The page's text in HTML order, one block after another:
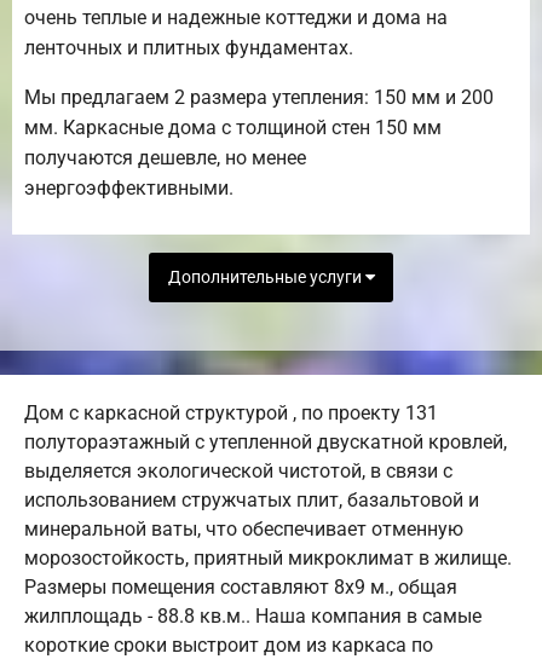
очень теплые и надежные коттеджи и дома на
ленточных и плитных фундаментах.
Мы предлагаем 2 размера утепления: 150 мм и 200
мм. Каркасные дома с толщиной стен 150 мм
получаются дешевле, но менее
энергоэффективными.
Дополнительные услуги
Дом с каркасной структурой , по проекту 131
полутораэтажный с утепленной двускатной кровлей,
выделяется экологической чистотой, в связи с
использованием стружчатых плит, базальтовой и
минеральной ваты, что обеспечивает отменную
морозостойкость, приятный микроклимат в жилище.
Размеры помещения составляют 8х9 м., общая
жилплощадь - 88.8 кв.м.. Наша компания в самые
короткие сроки выстроит дом из каркаса по